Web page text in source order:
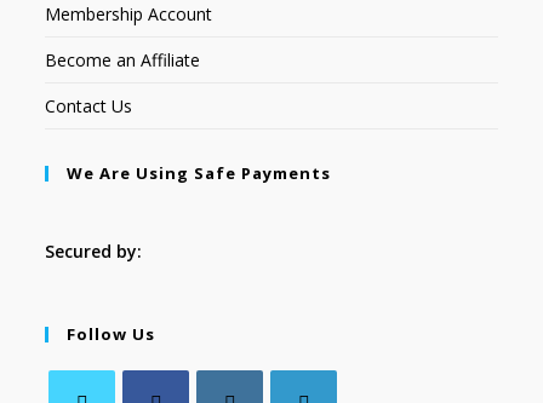
Membership Account
Become an Affiliate
Contact Us
We Are Using Safe Payments
Secured by:
Follow Us